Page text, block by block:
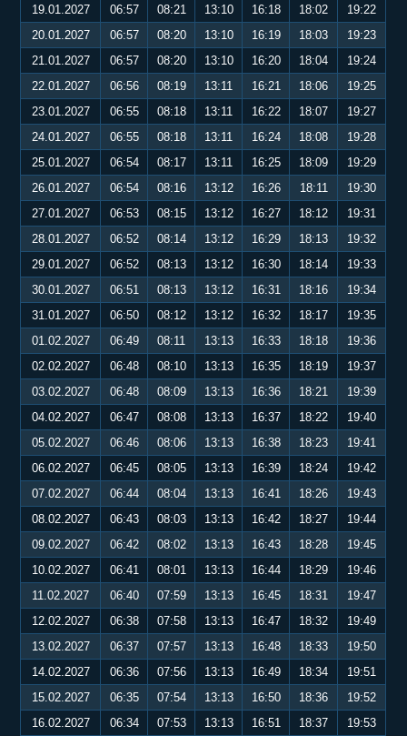
19.01.2027
06:57 08:21 13:10 16:18 18:02
19:22
20.01.2027
06:57 08:20 13:10 16:19 18:03
19:23
21.01.2027
06:57 08:20 13:10 16:20 18:04
19:24
22.01.2027
06:56 08:19 13:11 16:21 18:06
19:25
23.01.2027
06:55 08:18 13:11 16:22 18:07
19:27
24.01.2027
06:55 08:18 13:11 16:24 18:08
19:28
25.01.2027
06:54 08:17 13:11 16:25 18:09
19:29
26.01.2027
06:54 08:16 13:12 16:26 18:11
19:30
27.01.2027
06:53 08:15 13:12 16:27 18:12
19:31
28.01.2027
06:52 08:14 13:12 16:29 18:13
19:32
29.01.2027
06:52 08:13 13:12 16:30 18:14
19:33
30.01.2027
06:51 08:13 13:12 16:31 18:16
19:34
31.01.2027
06:50 08:12 13:12 16:32 18:17
19:35
01.02.2027
06:49 08:11 13:13 16:33 18:18
19:36
02.02.2027
06:48 08:10 13:13 16:35 18:19
19:37
03.02.2027
06:48 08:09 13:13 16:36 18:21
19:39
04.02.2027
06:47 08:08 13:13 16:37 18:22
19:40
05.02.2027
06:46 08:06 13:13 16:38 18:23
19:41
06.02.2027
06:45 08:05 13:13 16:39 18:24
19:42
07.02.2027
06:44 08:04 13:13 16:41 18:26
19:43
08.02.2027
06:43 08:03 13:13 16:42 18:27
19:44
09.02.2027
06:42 08:02 13:13 16:43 18:28
19:45
10.02.2027
06:41 08:01 13:13 16:44 18:29
19:46
11.02.2027
06:40 07:59 13:13 16:45 18:31
19:47
12.02.2027
06:38 07:58 13:13 16:47 18:32
19:49
13.02.2027
06:37 07:57 13:13 16:48 18:33
19:50
14.02.2027
06:36 07:56 13:13 16:49 18:34
19:51
15.02.2027
06:35 07:54 13:13 16:50 18:36
19:52
16.02.2027
06:34 07:53 13:13 16:51 18:37
19:53